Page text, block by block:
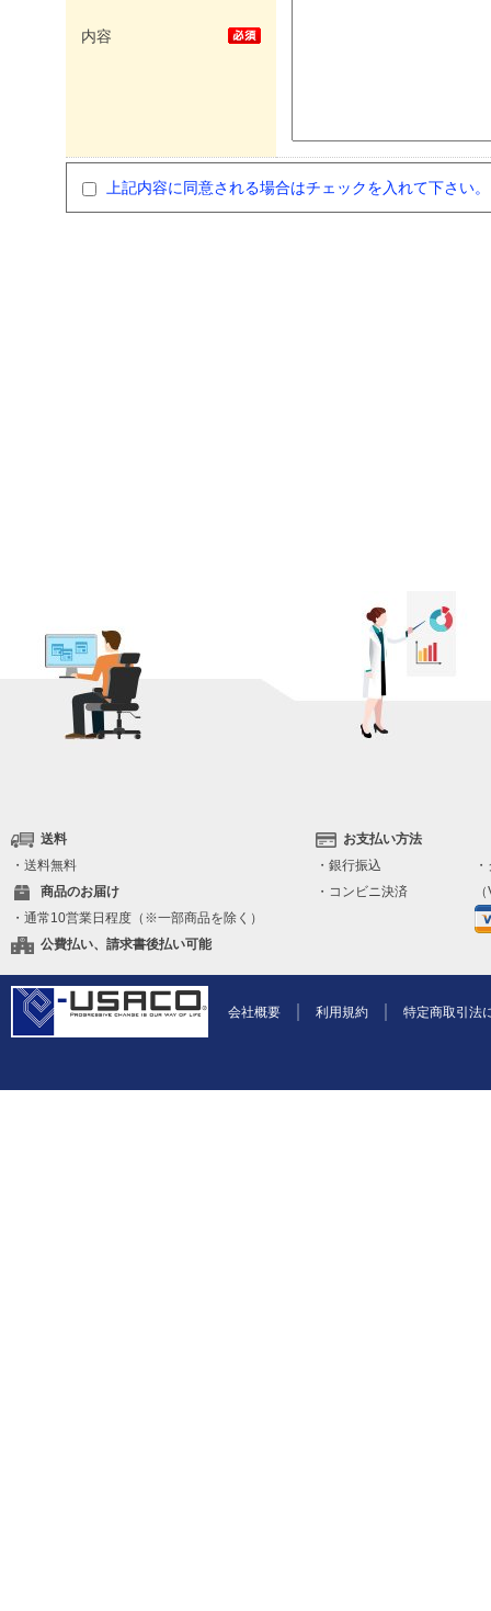
内容
上記内容に同意される場合はチェックを入れて下さい。
送料
・送料無料
商品のお届け
・通常10営業日程度（※一部商品を除く）
公費払い、請求書後払い可能
お支払い方法
・銀行振込
・コンビニ決済
会社概要 利用規約 特定商取引法